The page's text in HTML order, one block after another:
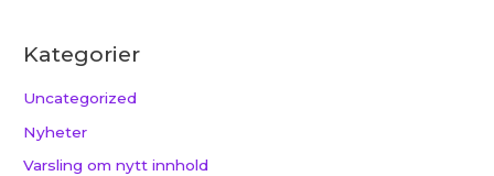
Kategorier
Uncategorized
Nyheter
Varsling om nytt innhold